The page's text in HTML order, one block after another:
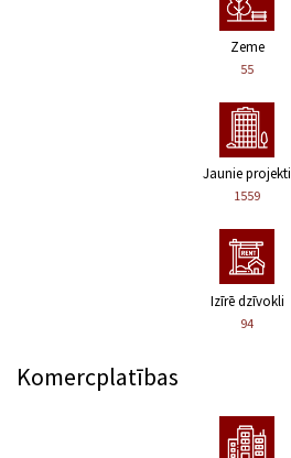
Zeme
55
Jaunie projekti
1559
Izīrē dzīvokli
94
Komercplatības